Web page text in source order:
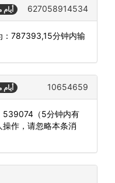
519 627058914534
：787393,15分钟内输
519 10654659
539074（5分钟内有
作，请忽略本条消